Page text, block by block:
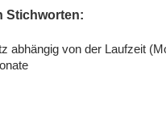
Stichworten:
abhängig von der Laufzeit